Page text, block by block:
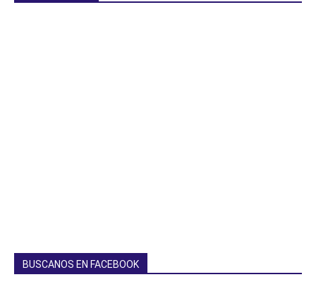
BUSCANOS EN FACEBOOK